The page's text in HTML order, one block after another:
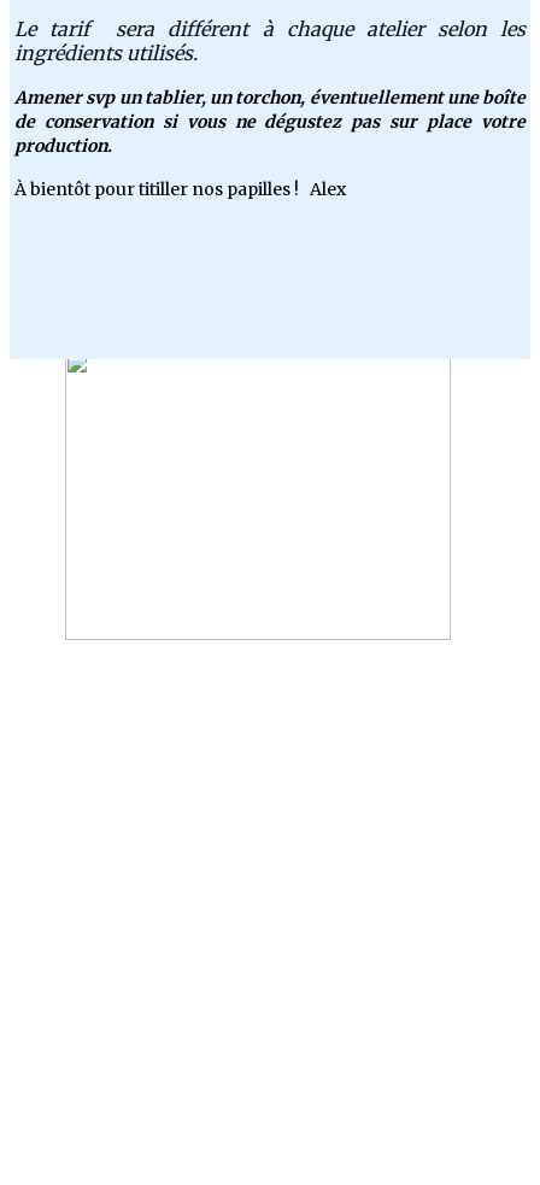
Le tarif sera différent à chaque atelier selon les
ingrédients utilisés.
Amener svp un tablier, un torchon, éventuellement une boîte
de conservation si vous ne dégustez pas sur place votre
production.
À bientôt pour titiller nos papilles ! Alex